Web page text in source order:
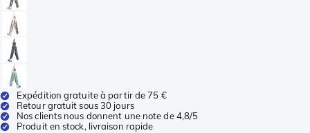
Expédition gratuite à partir de 75 €
Retour gratuit sous 30 jours
Nos clients nous donnent une note de 4,8/5
Produit en stock, livraison rapide